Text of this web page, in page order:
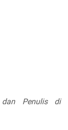
Penulis di